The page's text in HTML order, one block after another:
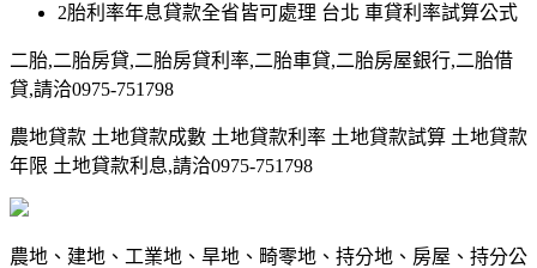
2胎利率年息貸款全省皆可處理 台北 車貸利率試算公式
二胎,二胎房貸,二胎房貸利率,二胎車貸,二胎房屋銀行,二胎借
貸,請洽0975-751798
農地貸款 土地貸款成數 土地貸款利率 土地貸款試算 土地貸款
年限 土地貸款利息,請洽0975-751798
農地、建地、工業地、旱地、畸零地、持分地、房屋、持分公